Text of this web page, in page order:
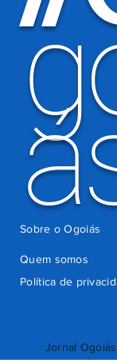
Jornal
Quem somos
Política de
Sobre o Ogoiás